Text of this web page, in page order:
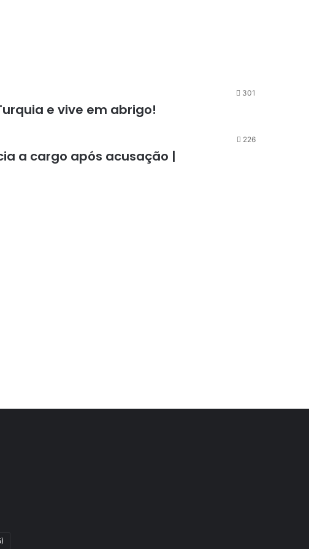
301
e vive em abrigo!
226
a cargo após acusação |